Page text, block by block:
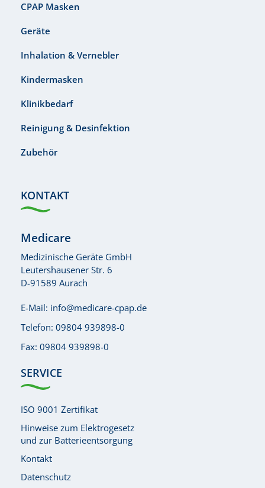
CPAP Masken
Geräte
Inhalation & Vernebler
Kindermasken
Klinikbedarf
Reinigung & Desinfektion
Zubehör
KONTAKT
Medicare
Medizinische Geräte GmbH
Leutershausener Str. 6
D-91589 Aurach
E-Mail: info@medicare-cpap.de
Telefon: 09804 939898-0
Fax: 09804 939898-0
SERVICE
ISO 9001 Zertifikat
Hinweise zum Elektrogesetz
und zur Batterieentsorgung
Kontakt
Datenschutz